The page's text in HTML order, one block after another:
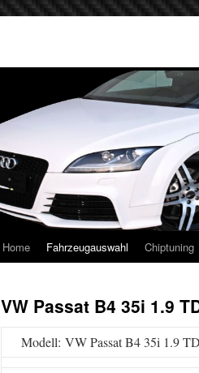
Home Fahrzeugauswahl Chiptuning
VW Passat B4 35i 1.9
Modell: VW Passat B4 35i 1.9